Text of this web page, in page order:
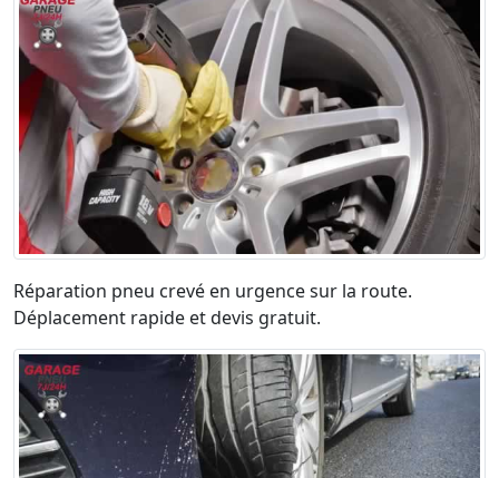
Réparation pneu crevé en urgence sur la route.
Déplacement rapide et devis gratuit.